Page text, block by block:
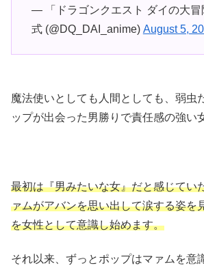
— 「ドラゴンクエスト ダイの大冒
式 (@DQ_DAI_anime) August 5,
魔法使いとしても人間としても、弱虫
ップが出会った男勝りで責任感の強い
最初は『男みたいな女』だと感じてい
ァムがアバンを思い出して涙する姿を
を女性として意識し始めます。
それ以来、ずっとポップはマァムを意